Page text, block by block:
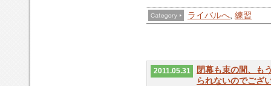
ライバルへ, 練習
2011.05.31
閉幕も束の間、も
られないのでござ